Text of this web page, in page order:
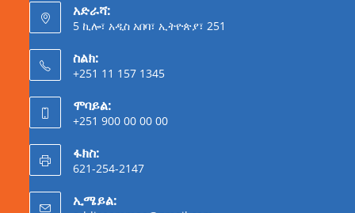
አድራሻ:
5 ኪሎ፣ አዲስ አበባ፣ ኢትዮጵያ፣ 251
ስልክ:
+251 11 157 1345
ሞባይል:
+251 900 00 00 00
ፋክስ:
621-254-2147
ኢሜይል: